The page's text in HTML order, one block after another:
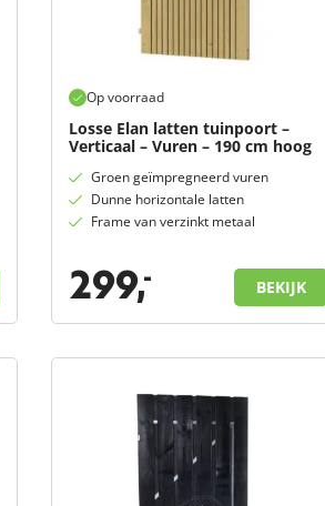
Op voorraad
Losse Elan latten tuinpoort –
Verticaal – Vuren – 190 cm hoog
Groen geïmpregneerd vuren
Dunne horizontale latten
Frame van verzinkt metaal
299,- BEKIJK